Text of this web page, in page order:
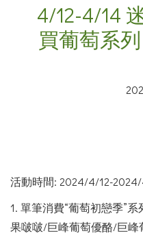
4/12-4/14
買葡萄系
活動時間: 2024/4/12-
1. 單筆消費“葡萄初戀季”
果啵啵/巨峰葡萄優酪/巨峰